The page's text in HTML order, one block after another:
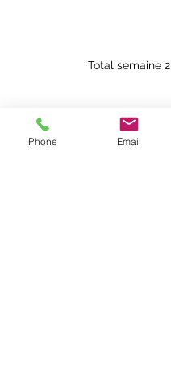
Total semaine 2
Phone Email